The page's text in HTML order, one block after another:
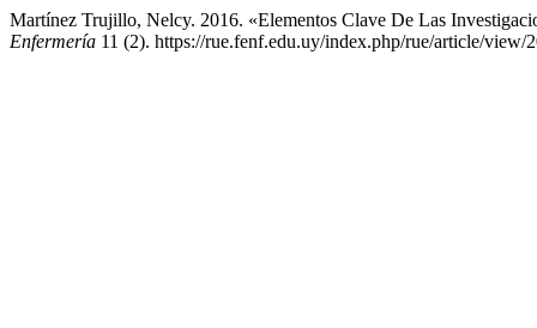
Martínez Trujillo, Nelcy. 2016. «Elementos Clave De Las
Enfermería 11 (2). https://rue.fenf.edu.uy/index.php/rue/article/view/